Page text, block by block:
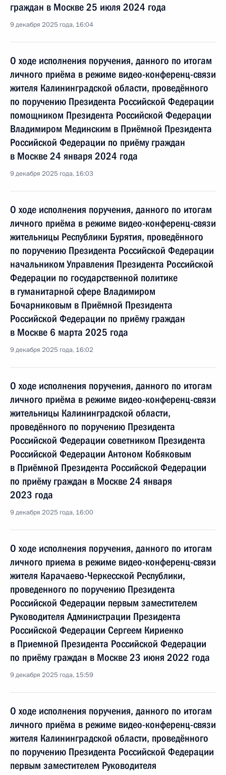
граждан в Москве 25 июля 2024 года
9 декабря 2025 года, 16:04
О ходе исполнения поручения, данного по итогам
личного приёма в режиме видео-конференц-связи
жителя Калининградской области, проведённого
по поручению Президента Российской Федерации
помощником Президента Российской Федерации
Владимиром Мединским в Приёмной Президента
Российской Федерации по приёму граждан
в Москве 24 января 2024 года
9 декабря 2025 года, 16:03
О ходе исполнения поручения, данного по итогам
личного приёма в режиме видео-конференц-связи
жительницы Республики Бурятия, проведённого
по поручению Президента Российской Федерации
начальником Управления Президента Российской
Федерации по государственной политике
в гуманитарной сфере Владимиром
Бочарниковым в Приёмной Президента
Российской Федерации по приёму граждан
в Москве 6 марта 2025 года
9 декабря 2025 года, 16:02
О ходе исполнения поручения, данного по итогам
личного приёма в режиме видео-конференц-связи
жительницы Калининградской области,
проведённого по поручению Президента
Российской Федерации советником Президента
Российской Федерации Антоном Кобяковым
в Приёмной Президента Российской Федерации
по приёму граждан в Москве 24 января
2023 года
9 декабря 2025 года, 16:00
О ходе исполнения поручения, данного по итогам
личного приема в режиме видео-конференц-связи
жителя Карачаево-Черкесской Республики,
проведенного по поручению Президента
Российской Федерации первым заместителем
Руководителя Администрации Президента
Российской Федерации Сергеем Кириенко
в Приемной Президента Российской Федерации
по приёму граждан в Москве 23 июня 2022 года
9 декабря 2025 года, 15:59
О ходе исполнения поручения, данного по итогам
личного приёма в режиме видео-конференц-связи
жителя Калининградской области, проведённого
по поручению Президента Российской Федерации
первым заместителем Руководителя